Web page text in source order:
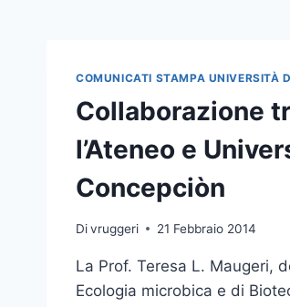
COMUNICATI STAMPA UNIVERSITÀ
Collaborazione
l’Ateneo e
Concepciòn
Divruggeri 21 Febbraio 2014
La Prof. Teresa L. Maugeri,
Ecologia microbica e di